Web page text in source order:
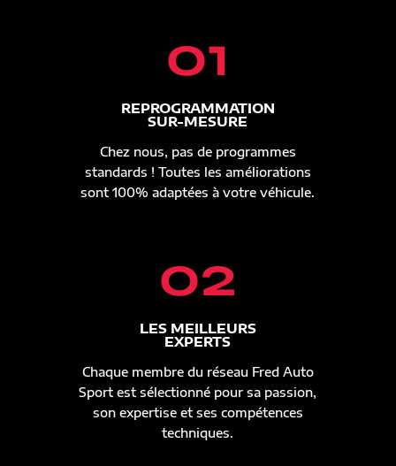
01
REPROGRAMMATION
SUR-MESURE
Chez nous, pas de programmes
standards ! Toutes les améliorations
sont 100% adaptées à votre véhicule.
02
LES MEILLEURS
EXPERTS
Chaque membre du réseau Fred Auto
Sport est sélectionné pour sa passion,
son expertise et ses compétences
techniques.